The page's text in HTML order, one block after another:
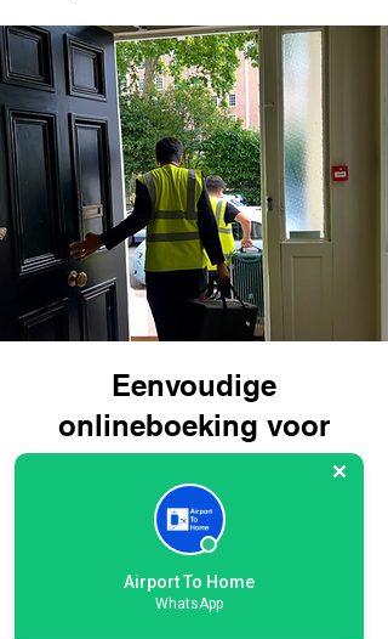
Eenvoudige
onlineboeking voor
bagagebezorging op
internationale terminal 2
van Heathrow Airport:
reis slimmer, niet
Airport To Home
WhatsApp